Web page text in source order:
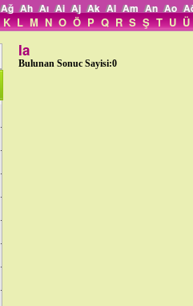
Ağ Ah Aı Ai Aj Ak Al Am An Ao
K L M N O Ö P Q R S Ş T U Ü
Ia
Bulunan Sonuc Sayisi:0